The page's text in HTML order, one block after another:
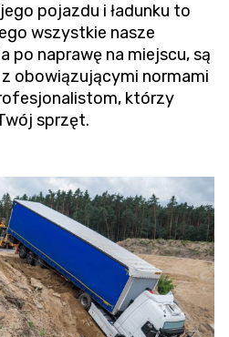
pojazdu i ładunku to
wszystkie nasze
po naprawę na miejscu, są
obowiązującymi normami
którzy
sprzęt.